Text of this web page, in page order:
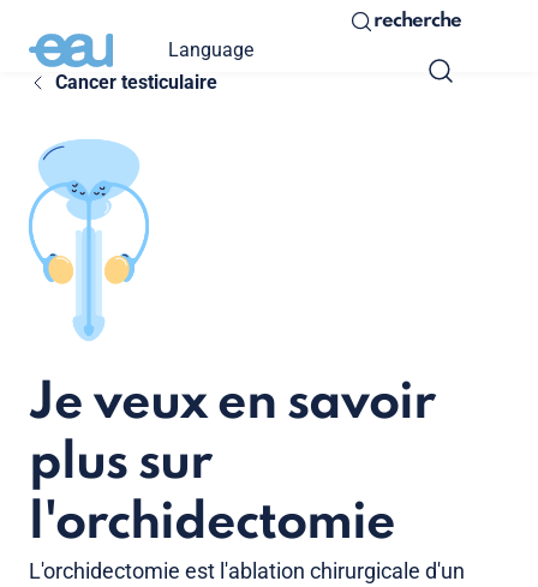
Language
recherche
Cancer testiculaire
Je veux en savoir
plus sur
l'orchidectomie
L'orchidectomie est l'ablation chirurgicale d'un